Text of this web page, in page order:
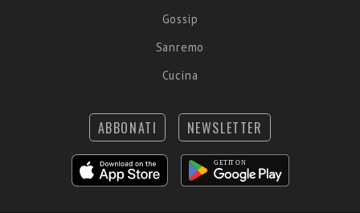
Gossip
Sanremo
Cucina
ABBONATI NEWSLETTER